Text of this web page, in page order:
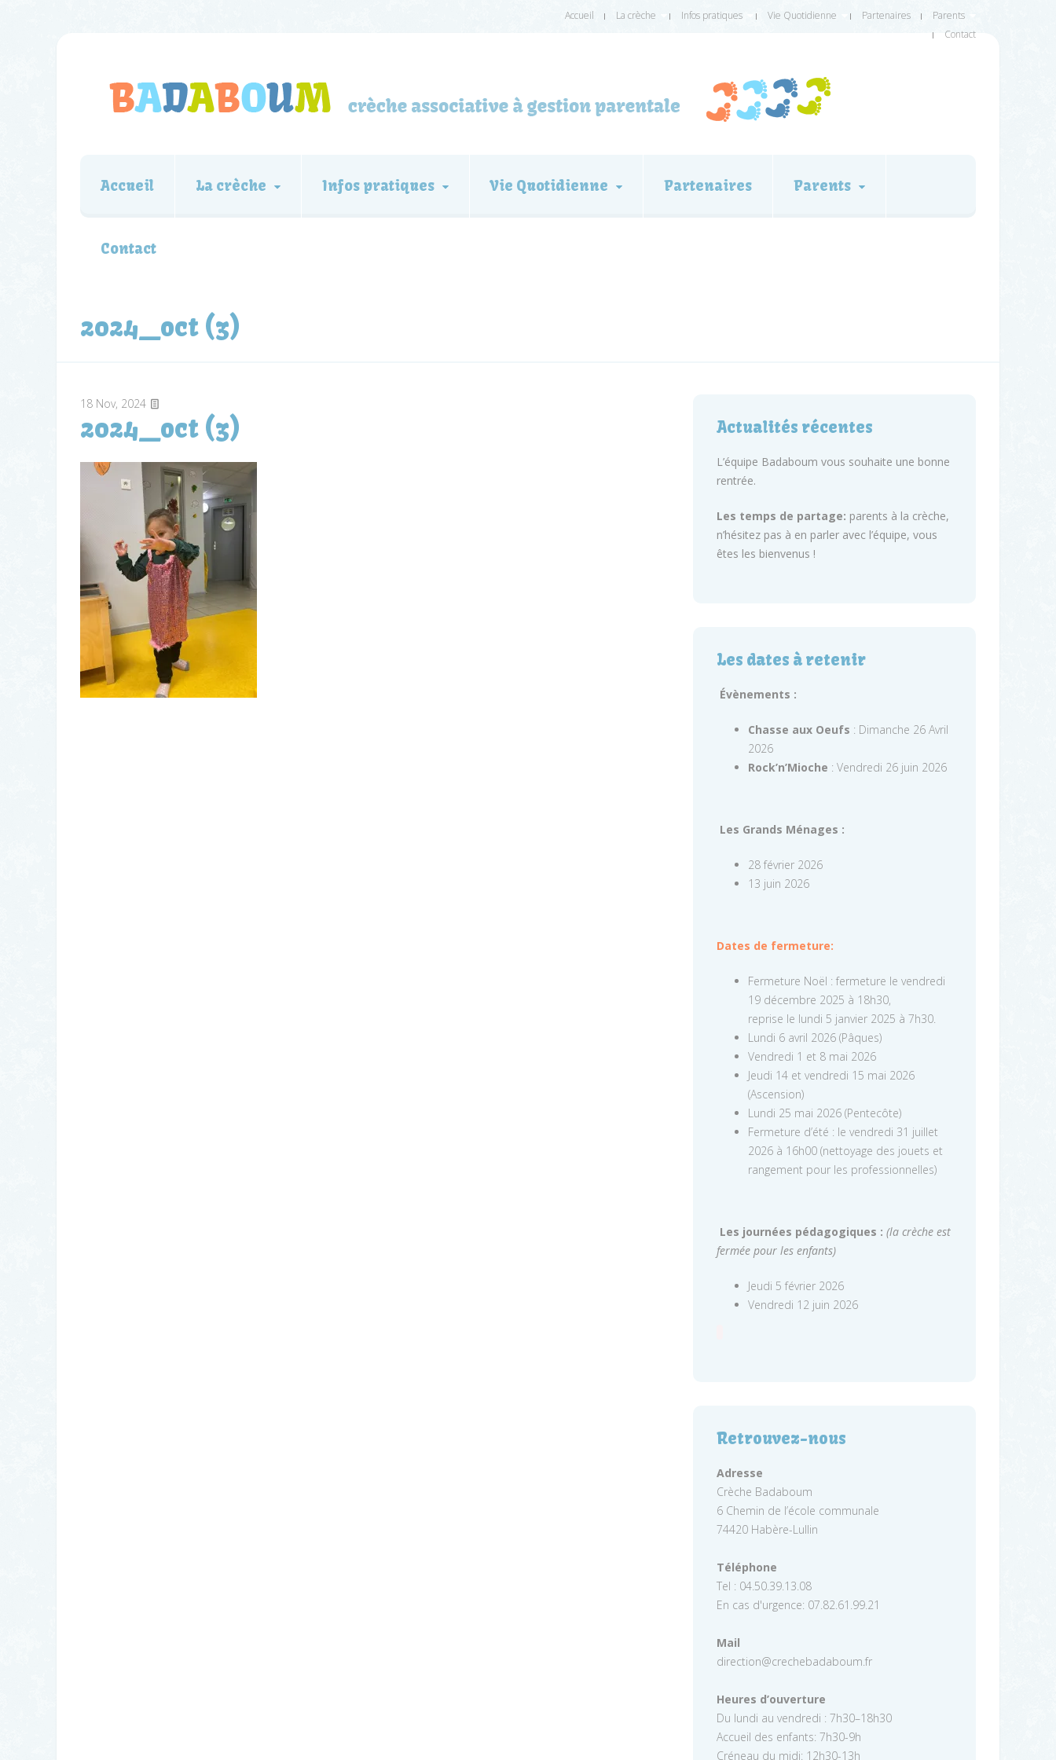
Accueil La crèche Infos pratiques Vie Quotidienne Partenaires
Parents
Contact
Accueil La crèche Infos pratiques Vie Quotidienne Partenaires Parents
Contact
2024_oct (3)
18 Nov, 2024
2024_oct (3) Actualités récentes
L’équipe Badaboum vous souhaite une bonne
rentrée.
Les temps de partage: parents à la crèche,
n’hésitez pas à en parler avec l’équipe, vous
êtes les bienvenus !
Les dates à retenir
Évènements :
Chasse aux Oeufs : Dimanche 26 Avril
2026
Rock’n’Mioche : Vendredi 26 juin 2026
Les Grands Ménages :
28 février 2026
13 juin 2026
Dates de fermeture:
Fermeture Noël : fermeture le vendredi
19 décembre 2025 à 18h30,
reprise le lundi 5 janvier 2025 à 7h30.
Lundi 6 avril 2026 (Pâques)
Vendredi 1 et 8 mai 2026
Jeudi 14 et vendredi 15 mai 2026
(Ascension)
Lundi 25 mai 2026 (Pentecôte)
Fermeture d’été : le vendredi 31 juillet
2026 à 16h00 (nettoyage des jouets et
rangement pour les professionnelles)
Les journées pédagogiques : (la crèche est
fermée pour les enfants)
Jeudi 5 février 2026
Vendredi 12 juin 2026
Retrouvez-nous
Adresse
Crèche Badaboum
6 Chemin de l’école communale
74420 Habère-Lullin
Téléphone
Tel : 04.50.39.13.08
En cas d'urgence: 07.82.61.99.21
Mail
direction@crechebadaboum.fr
Heures d’ouverture
Du lundi au vendredi : 7h30–18h30
Accueil des enfants: 7h30-9h
Créneau du midi: 12h30-13h